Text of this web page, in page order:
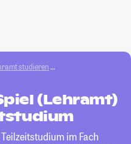
studieren
(Lehramt)
im Fach